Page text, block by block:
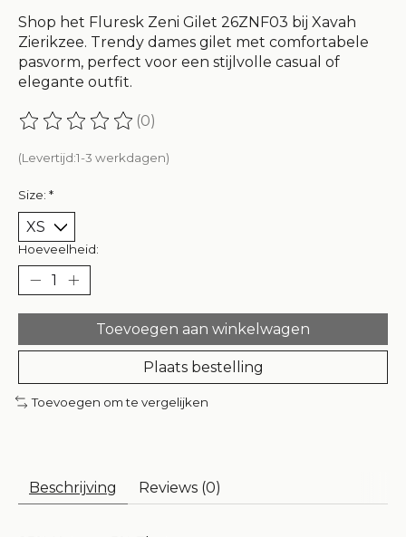
Shop het Fluresk Zeni Gilet 26ZNF03 bij Xavah
Zierikzee. Trendy dames gilet met comfortabele
pasvorm, perfect voor een stijlvolle casual of
elegante outfit.
De beoordeling van dit product is
(0)
(Levertijd:1-3 werkdagen)
Size: *
Hoeveelheid:
Toevoegen aan winkelwagen
Plaats bestelling
Toevoegen om te vergelijken
Beschrijving Reviews (0)